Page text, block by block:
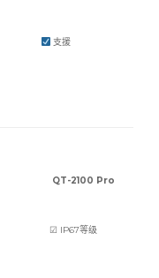
支援
QT-2100 Pro
☑ IP67等级